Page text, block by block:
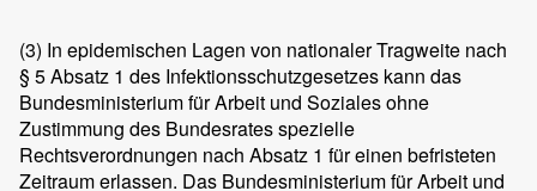
(3) In epidemischen Lagen von nationaler Tragweite nach
§ 5 Absatz 1 des Infektionsschutzgesetzes kann das
Bundesministerium für Arbeit und Soziales ohne
Zustimmung des Bundesrates spezielle
Rechtsverordnungen nach Absatz 1 für einen befristeten
Zeitraum erlassen. Das Bundesministerium für Arbeit und